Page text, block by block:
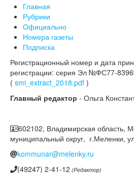
Главная
Рубрики
Официально
Номера газеты
Подписка
Регистрационный номер и дата
регистрации: серия Эл №ФС77-
( smi_extract_2018.pdf )
Главный редактор - Ольга
602102, Владимирская область,
муниципальный округ, г.Меленки,
kommunar@melenky.ru
(49247) 2-41-12 (Редактор)